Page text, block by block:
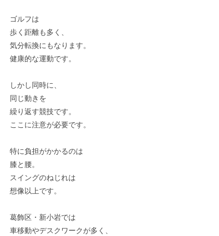
ゴルフは
歩く距離も多く、
気分転換にもなります。
健康的な運動です。
しかし同時に、
同じ動きを
繰り返す競技です。
ここに注意が必要です。
特に負担がかかるのは
膝と腰。
スイングのねじれは
想像以上です。
葛飾区・新小岩では
車移動やデスクワークが多く、